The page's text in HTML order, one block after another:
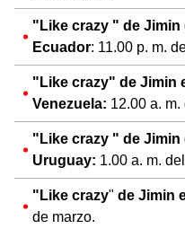
"Like crazy " de Jimin
Ecuador: 11.00 p. m.
"Like crazy" de Jimin
Venezuela: 12.00 a.
"Like crazy " de Jimin
Uruguay: 1.00 a. m.
"Like crazy" de Jimin
de marzo.